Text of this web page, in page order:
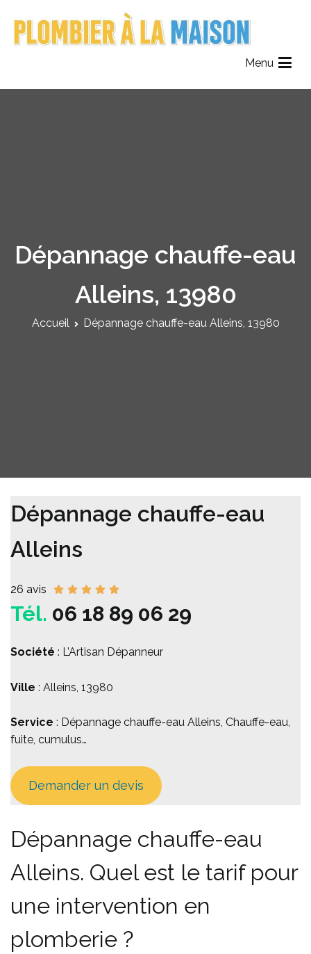
contenu
Menu
Dépannage chauffe-eau
Alleins, 13980
Accueil Dépannage chauffe-eau Alleins, 13980
Dépannage chauffe-eau
Alleins
26 avis
Tél. 06 18 89 06 29
Société : L’Artisan Dépanneur
Ville : Alleins, 13980
Service : Dépannage chauffe-eau Alleins, Chauffe-eau,
fuite, cumulus…
Demander un devis
Dépannage chauffe-eau
Alleins. Quel est le tarif pour
une intervention en
plomberie ?